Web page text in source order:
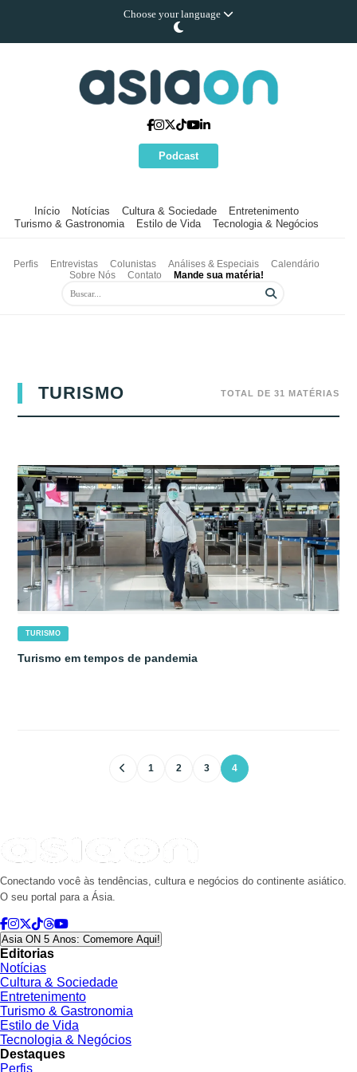
Choose your language
Podcast
Início Notícias Cultura & Sociedade
Entretenimento
Turismo & Gastronomia
Estilo de Vida Tecnologia & Negócios
Perfis Entrevistas Colunistas Análises & Especiais
Calendário
Sobre Nós
Contato Mande sua matéria!
TURISMO TOTAL DE 31 MATÉRIAS
TURISMO
Turismo em tempos de pandemia
1 2 3 4
Conectando você às tendências, cultura e negócios do continente asiático.
O seu portal para a Ásia.
Asia ON 5 Anos: Comemore Aqui!
Editorias
Notícias
Cultura & Sociedade
Entretenimento
Turismo & Gastronomia
Estilo de Vida
Tecnologia & Negócios
Destaques
Perfis